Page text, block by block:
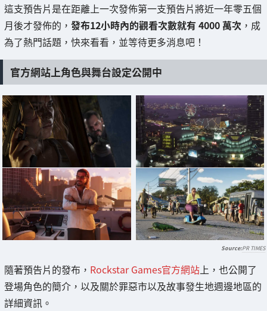
這支預告片是在距離上一次發佈第一支預告片將近一年零五個
月後才發佈的， 發布12小時內的觀看次數就有 4000 萬次 ，成
為了熱門話題，快來看看，並等待更多消息吧！
官方網站上角色與舞台設定公開中
PR TIMES
隨著預告片的發布， Rockstar Games官方網站上，也公開了
登場角色的簡介，以及關於罪惡市以及故事發生地週邊地區的
詳細資訊。